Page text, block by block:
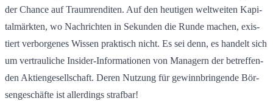
der Chan­ce auf Traum­ren­di­ten. Auf den heu­ti­gen welt­wei­ten Ka­pi­
tal­märk­ten, wo Nach­rich­ten in Se­kun­den die Runde ma­chen, exis­
tiert ver­bor­ge­nes Wis­sen prak­tisch nicht. Es sei denn, es han­delt sich
um ver­trau­li­che In­si­der-In­for­ma­tio­nen von Ma­na­gern der be­tref­fen­
den Ak­ti­en­ge­sell­schaft. Deren Nut­zung für ge­winn­brin­gen­de Bör­
sen­ge­schäf­te ist al­ler­dings straf­bar!